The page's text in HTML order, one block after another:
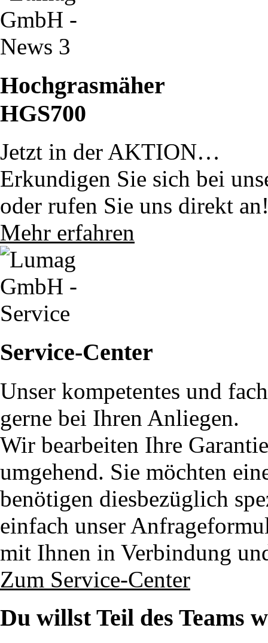
Hochgrasmäher
HGS700
Jetzt in der AKTION…
Erkundigen Sie sich bei
oder rufen Sie uns direkt
Mehr erfahren
Service-Center
Unser kompetentes und
gerne bei Ihren Anliegen.
Wir bearbeiten Ihre
umgehend. Sie möchten
benötigen diesbezüglich
einfach unser
mit Ihnen in Verbindung
Zum Service-Center
Du willst Teil des Teams